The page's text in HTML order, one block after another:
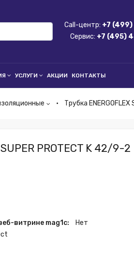
Call-центр: +7 (499)
Сервис: +7 (495)
УСЛУГИ АКЦИИ КОНТАКТЫ
Трубка
PROTECT K 42/9-2
витрине mag1c:
Нет